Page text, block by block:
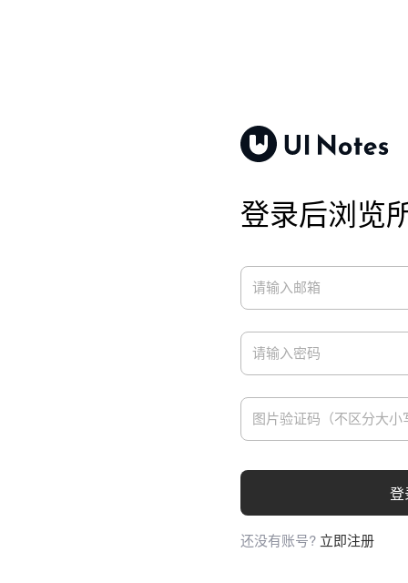
登录后浏览
登
还没有账号? 立即注册